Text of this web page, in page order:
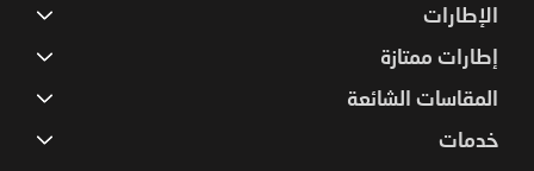
الإطارات
إطارات ممتازة
المقاسات الشائعة
خدمات